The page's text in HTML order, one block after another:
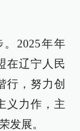
2025年年
在辽宁人民
行，努力创
义力作，主
发展。